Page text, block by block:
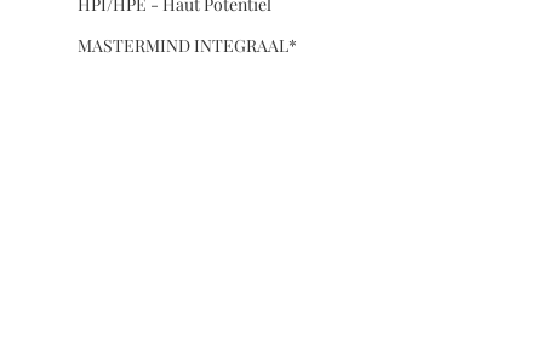
HPI/HPE - Haut Potentiel
MASTERMIND INTEGRAAL*